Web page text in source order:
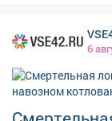
учащихся трех
12 до 14 лет –
рейда
водителя от
его 37-летнему
6